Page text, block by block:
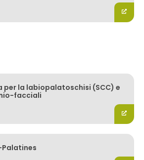
per la labiopalatoschisi (SCC) e
facciali
Palatines